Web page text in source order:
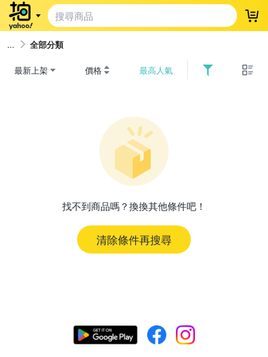
登
全部分類
最新上架 價格 最高人氣
找不到商品嗎？換換其他條件吧！
清除條件再搜尋